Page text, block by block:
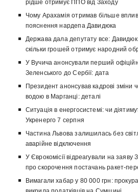
рідше отримує ППО від Заходу
Чому Арахамія отримав більше
пояснення нардепа Давидюка
Держава дала депутату все: Давидюк
скільки грошей отримує народний
У Вучича анонсували перший
Зеленського до Сербії: дата
Президент анонсував кадрові зміни
водою в Марганці: деталі
Ситуація в енергосистемі: чи
Укренерго 7 серпня
Частина Львова залишилась без
аварійне відключення
У Єврокомісії відреагували на заяву
про скорочення постачань ракет-
Вимагали хабар у 80 000 грн: